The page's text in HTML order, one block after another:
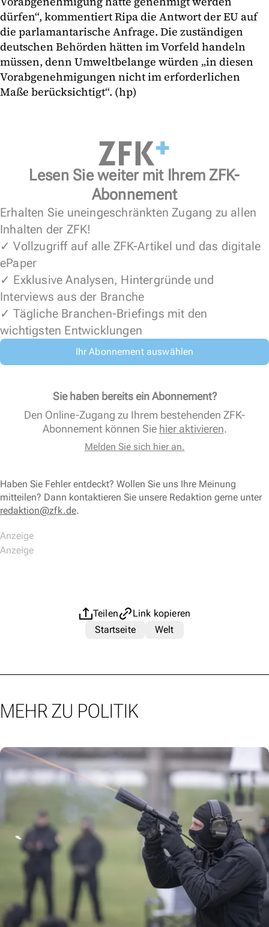
dürfen“, kommentiert Ripa die Antwort der EU auf
die parlamantarische Anfrage. Die zuständigen
deutschen Behörden hätten im Vorfeld handeln
müssen, denn Umweltbelange würden „in diesen
Vorabgenehmigungen nicht im erforderlichen
Maße berücksichtigt“. (hp)
Lesen Sie weiter mit Ihrem ZFK-
Abonnement
Erhalten Sie uneingeschränkten Zugang zu allen
Inhalten der ZFK!
✓ Vollzugriff auf alle ZFK-Artikel und das digitale
ePaper
✓ Exklusive Analysen, Hintergründe und
Interviews aus der Branche
✓ Tägliche Branchen-Briefings mit den
wichtigsten Entwicklungen
Ihr Abonnement auswählen
Sie haben bereits ein Abonnement?
Den Online-Zugang zu Ihrem bestehenden ZFK-
Abonnement können Sie hier aktivieren.
Melden Sie sich hier an.
Haben Sie Fehler entdeckt? Wollen Sie uns Ihre Meinung
mitteilen? Dann kontaktieren Sie unsere Redaktion gerne unter
redaktion@zfk.de.
Teilen
Link kopieren
Startseite
Welt
MEHR ZU POLITIK